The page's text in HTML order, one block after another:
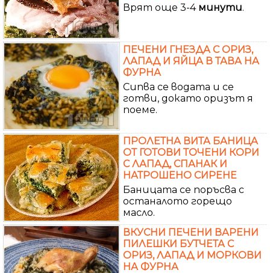
Врят още 3-4 минути.
ПЕЧЕНИ ГНЕЗДА С ОРИЗ,
ЛАПАД И ЯЙЦА В ТАВА НА
ФУРНА
Сипва се водата и се
готви, докато оризът я
поеме.
ПРОЛЕТНА ВИТА БАНИЦА
ОТ ГОТОВИ ТОЧЕНИ КОРИ
С ЛАПАД, СПАНАК И
НАТРОШЕНО СИРЕНЕ
Баницата се поръсва с
останалото горещо
масло.
ВКУСНИ ПЕЧЕНИ ВАРЕНИ
ПИЛЕШКИ БУТЧЕТА С
ОРИЗ, ЛАПАД И МОРКОВИ
НА ФУРНА